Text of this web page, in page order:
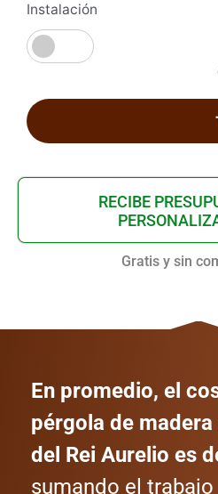
Instalación
RECIBE
Gratis y sin
En promedio, el
pérgola de
del Rei Aurelio es
sumando el